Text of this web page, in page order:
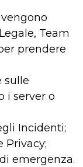
Team
prendere
sulle
i server o
Incidenti;
Privacy;
emergenza.